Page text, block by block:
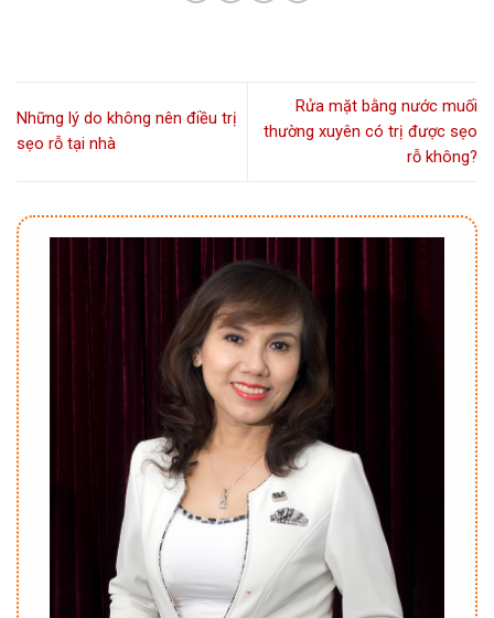
Những lý do không nên điều trị
sẹo rỗ tại nhà
Rửa mặt bằng nước muối
thường xuyên có trị được sẹo
rỗ không?